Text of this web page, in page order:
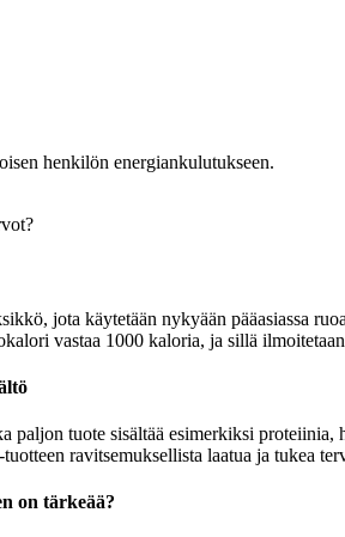
henkilön energiankulutukseen.
jota käytetään nykyään pääasiassa
vastaa 1000 kaloria, ja sillä
paljon tuote sisältää esimerkiksi
ravitsemuksellista laatua ja tukea
on tärkeää?